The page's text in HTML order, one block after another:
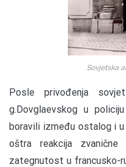
Sovjetska
Posle privođenja
g.Dovglaevskog u
boravili između ostalog i
oštra reakcija
zategnutost u francusko-